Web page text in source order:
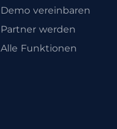
Demo vereinbaren
Partner werden
Alle Funktionen